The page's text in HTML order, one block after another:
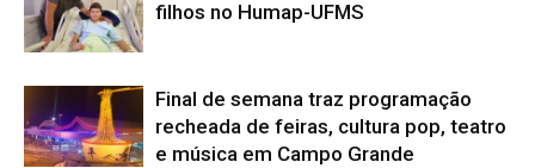
filhos no Humap-UFMS
Final de semana traz programação
recheada de feiras, cultura pop, teatro
e música em Campo Grande